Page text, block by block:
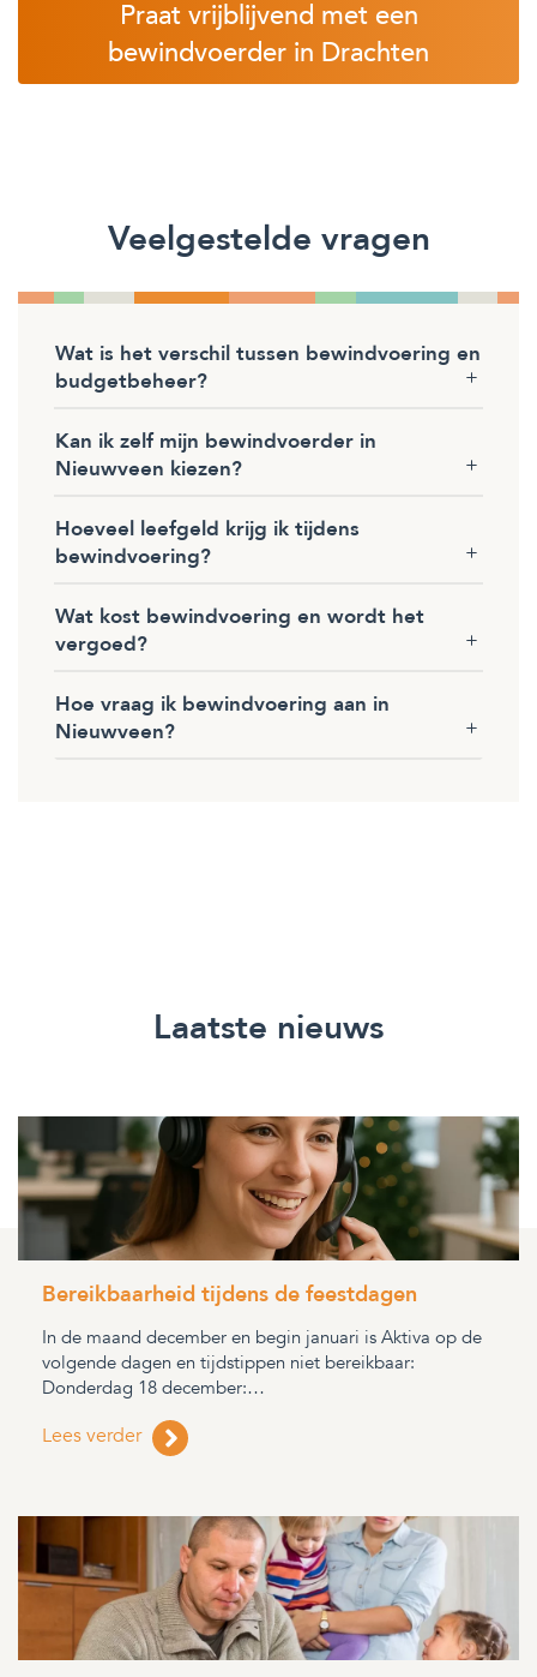
Praat vrijblijvend met een
bewindvoerder in Drachten
Veelgestelde vragen
Wat is het verschil tussen bewindvoering en
budgetbeheer?
Kan ik zelf mijn bewindvoerder in
Nieuwveen kiezen?
Hoeveel leefgeld krijg ik tijdens
bewindvoering?
Wat kost bewindvoering en wordt het
vergoed?
Hoe vraag ik bewindvoering aan in
Nieuwveen?
Laatste nieuws
Bereikbaarheid tijdens de feestdagen
In de maand december en begin januari is Aktiva op de
volgende dagen en tijdstippen niet bereikbaar:
Donderdag 18 december:…
Lees verder